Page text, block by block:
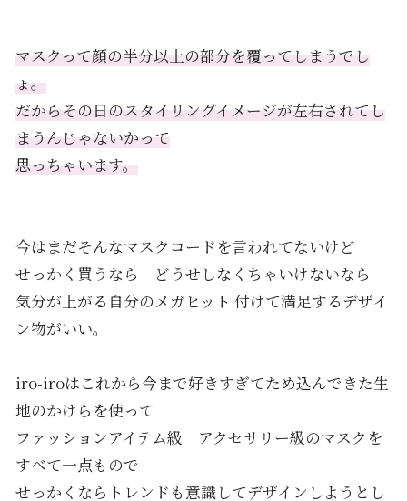
マスクって顔の半分以上の部分を覆ってしまうでし
ょ。
だからその日のスタイリングイメージが左右されてし
まうんじゃないかって
思っちゃいます。
今はまだそんなマスクコードを言われてないけど
せっかく買うなら どうせしなくちゃいけないなら
気分が上がる自分のメガヒット 付けて満足するデザイ
ン物がいい。
iro-iroはこれから今まで好きすぎてため込んできた生
地のかけらを使って
ファッションアイテム級 アクセサリー級のマスクを
すべて一点もので
せっかくならトレンドも意識してデザインしようとし